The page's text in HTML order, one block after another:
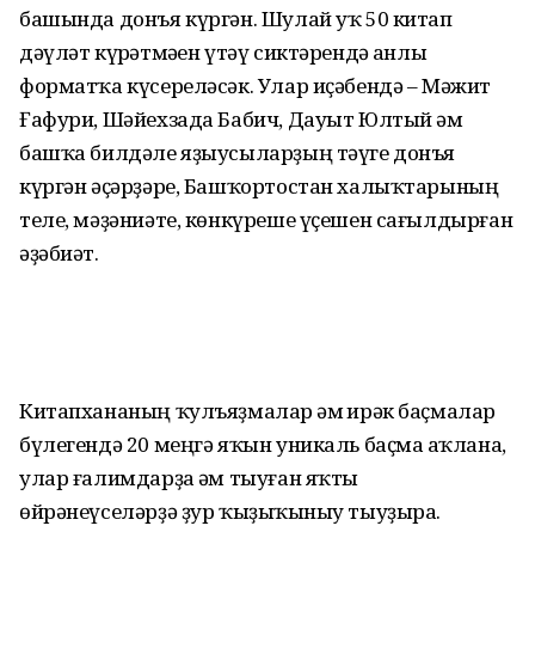
башында донъя күргән. Шулай уҡ 50 китап
дәүләт күрһәтмәһен үтәү сиктәрендә һанлы
форматҡа күсереләсәк. Улар иҫәбендә – Мәжит
Ғафури, Шәйехзада Бабич, Дауыт Юлтый һәм
башҡа билдәле яҙыусыларҙың тәүге донъя
күргән әҫәрҙәре, Башҡортостан халыҡтарының
теле, мәҙәниәте, көнкүреше үҫешен сағылдырған
әҙәбиәт.
Китапхананың ҡулъяҙмалар һәм һирәк баҫмалар
бүлегендә 20 меңгә яҡын уникаль баҫма һаҡлана,
улар ғалимдарҙа һәм тыуған яҡты
өйрәнеүселәрҙә ҙур ҡыҙыҡһыныу тыуҙыра.